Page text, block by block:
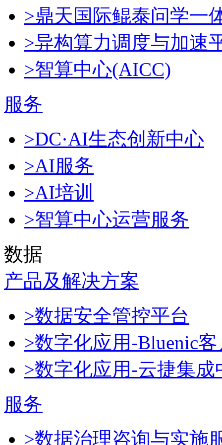
>鼎天国际鲲泰问学一
>异构算力调度与加速
>智算中心(AICC)
服务
>DC·AI生态创新中心
>AI服务
>AI培训
>智算中心运营服务
数据
产品及解决方案
>数据安全管控平台
>数字化应用-Bluenic
>数字化应用-云捷集成
服务
>数据治理咨询与实施